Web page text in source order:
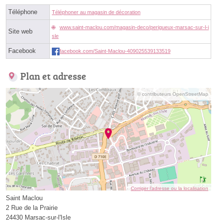
Téléphone Téléphoner au magasin de décoration
Site web
www.saint-maclou.com/magasin-deco/perigueux-marsac-sur-l-i
sle
Facebook facebook.com/Saint-Maclou-409025539133519
Plan et adresse
© contributeurs OpenStreetMap
Corriger l’adresse ou la localisation
Saint Maclou
2 Rue de la Prairie
24430 Marsac-sur-l'Isle